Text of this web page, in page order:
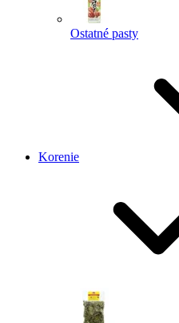
Ostatné pasty
Korenie